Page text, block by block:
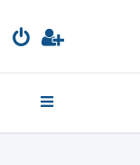
Erweiterte Suche